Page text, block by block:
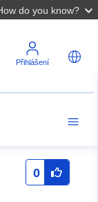
do you know?
Přihlášení
0